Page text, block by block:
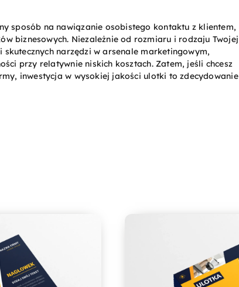
sposób na nawiązanie osobistego kontaktu z klientem,
biznesowych. Niezależnie od rozmiaru i rodzaju Twojej
narzędzi w arsenale marketingowym,
przy relatywnie niskich kosztach. Zatem, jeśli chcesz
inwestycja w wysokiej jakości ulotki to zdecydowanie